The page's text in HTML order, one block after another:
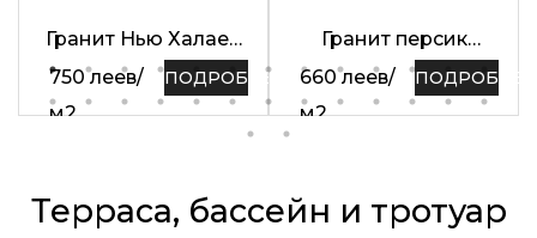
Гранит Нью Халаеб
термически
обработанный 60 x
750 леев/
м2
ПОДРОБНЕЕ
Гранит персик
Красный
Полированный 60 x
660 леев/
м2
ПОДРОБНЕЕ
Терраса, бассейн и тротуар